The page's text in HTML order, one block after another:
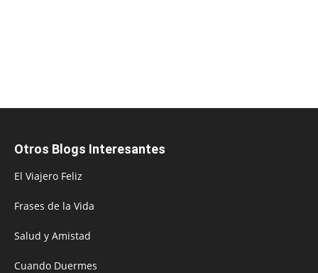
Otros Blogs Interesantes
El Viajero Feliz
Frases de la Vida
Salud y Amistad
Cuando Duermes